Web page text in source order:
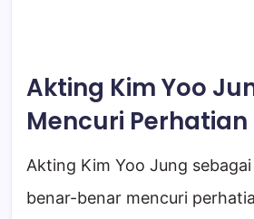
Akting Kim Yoo
Mencuri Perhatian
Akting Kim Yoo Jung
benar-benar mencuri